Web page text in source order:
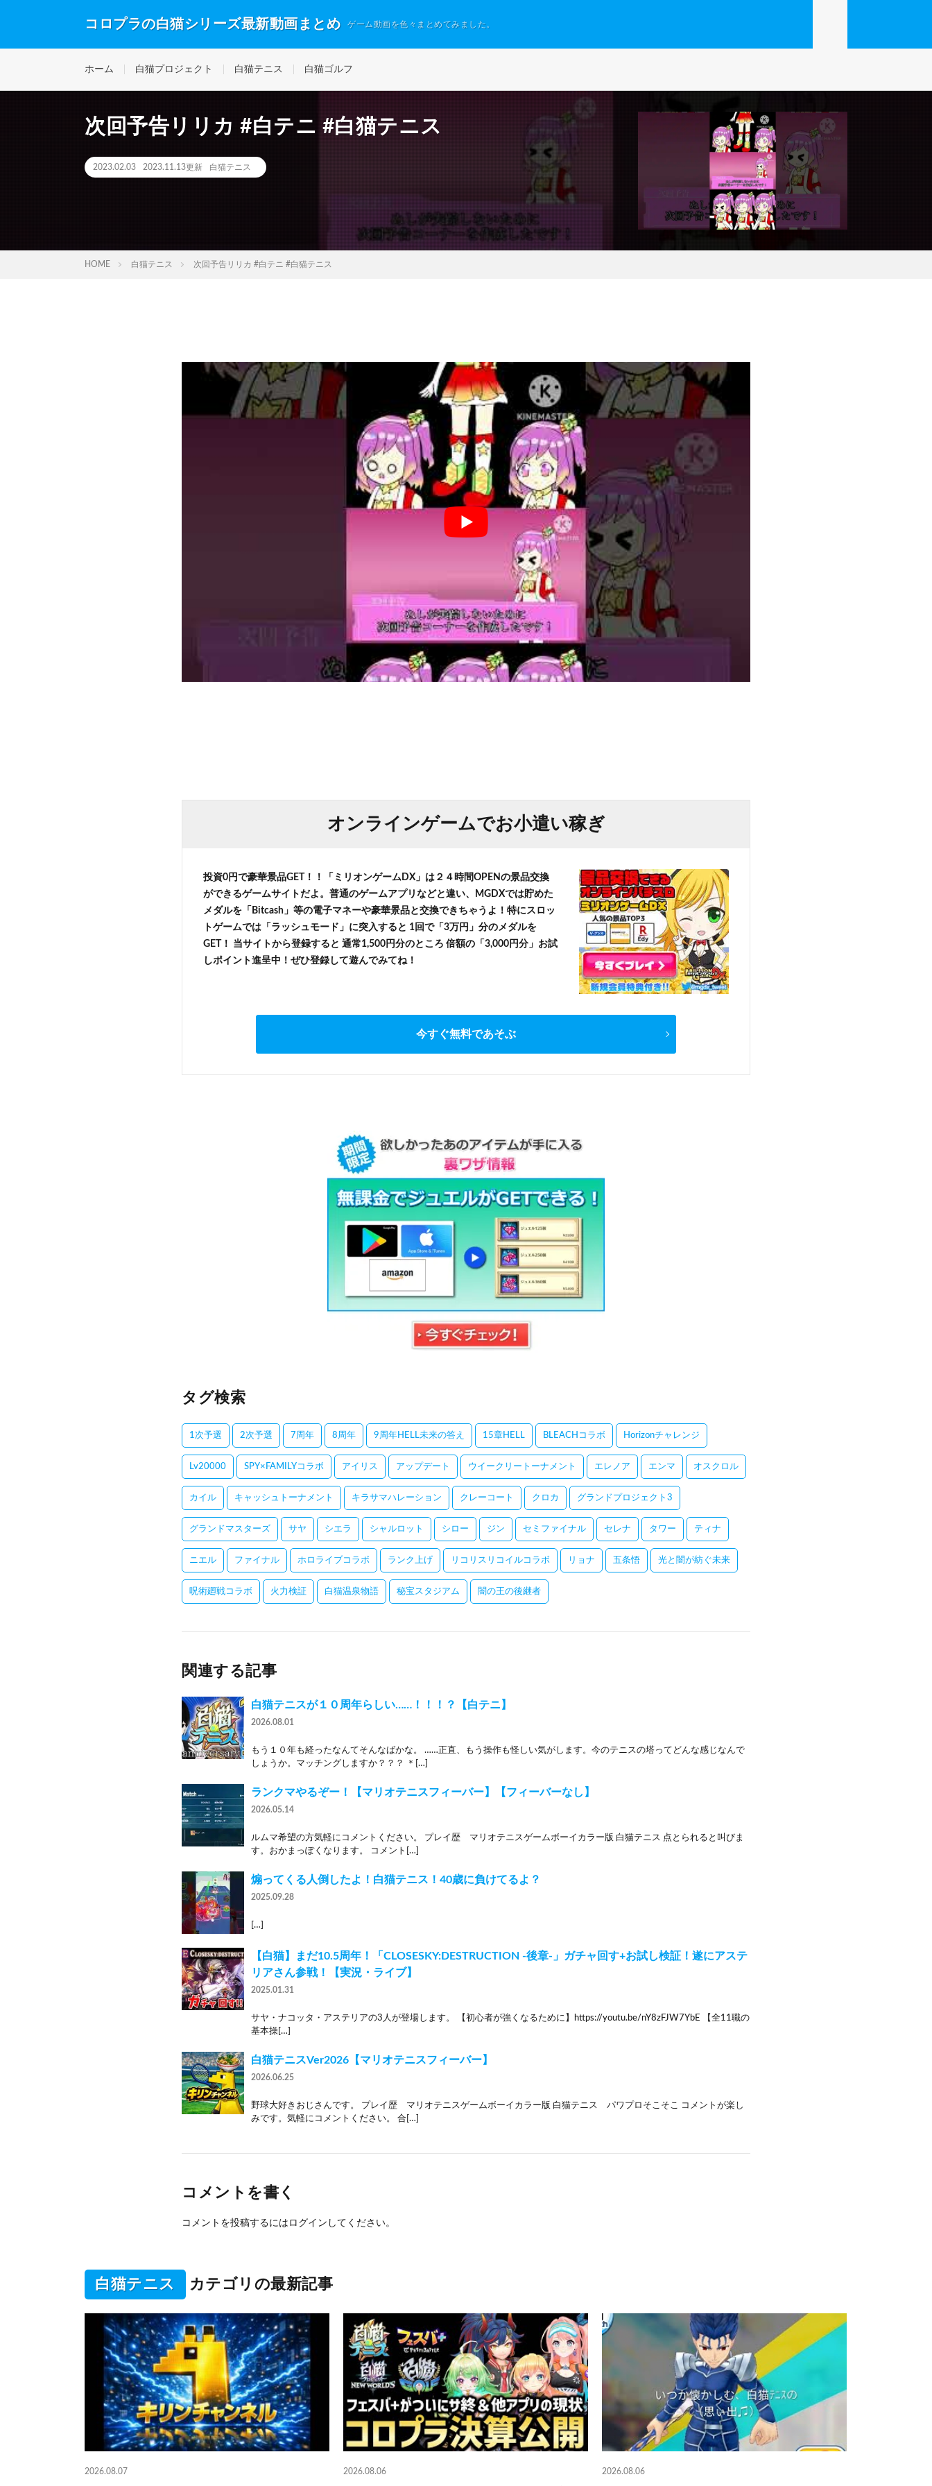
コロプラの白猫シリーズ最新動画まとめ ゲーム動画を色々まとめてみました。
ホーム 白猫プロジェクト 白猫テニス 白猫ゴルフ
次回予告リリカ #白テニ #白猫テニス
2023.02.03 2023.11.13更新 白猫テニス
HOME 白猫テニス 次回予告リリカ #白テニ #白猫テニス
オンラインゲームでお小遣い稼ぎ
投資0円で豪華景品GET！！「ミリオンゲームDX」は２４時間OPENの景品交換
ができるゲームサイトだよ。普通のゲームアプリなどと違い、MGDXでは貯めた
メダルを「Bitcash」等の電子マネーや豪華景品と交換できちゃうよ！特にスロッ
トゲームでは「ラッシュモード」に突入すると 1回で「3万円」分のメダルを
GET！ 当サイトから登録すると 通常1,500円分のところ 倍額の「3,000円分」お試
しポイント進呈中！ぜひ登録して遊んでみてね！
今すぐ無料であそぶ
タグ検索
1次予選 2次予選 7周年 8周年 9周年HELL未来の答え 15章HELL BLEACHコラボ Horizonチャレンジ
Lv20000 SPY×FAMILYコラボ アイリス アップデート ウイークリートーナメント エレノア エンマ オスクロル
カイル キャッシュトーナメント キラサマハレーション クレーコート クロカ グランドプロジェクト3
グランドマスターズ サヤ シエラ シャルロット シロー ジン セミファイナル セレナ タワー ティナ
ニエル ファイナル ホロライブコラボ ランク上げ リコリスリコイルコラボ リョナ 五条悟 光と闇が紡ぐ未来
呪術廻戦コラボ 火力検証 白猫温泉物語 秘宝スタジアム 闇の王の後継者
関連する記事
白猫テニスが１０周年らしい……！！！？【白テニ】
2026.08.01
もう１０年も経ったなんてそんなばかな。 ……正直、もう操作も怪しい気がします。今のテニスの塔ってどんな感じなんで
しょうか。マッチングしますか？？？ ＊[…]
ランクマやるぞー！【マリオテニスフィーバー】【フィーバーなし】
2026.05.14
ルムマ希望の方気軽にコメントください。 プレイ歴 マリオテニスゲームボーイカラー版 白猫テニス 点とられると叫びま
す。おかまっぽくなります。 コメント[…]
煽ってくる人倒したよ！白猫テニス！40歳に負けてるよ？
2025.09.28
[…]
【白猫】まだ10.5周年！「CLOSESKY:DESTRUCTION -後章-」ガチャ回す+お試し検証！遂にアステ
リアさん参戦！【実況・ライブ】
2025.01.31
サヤ・ナコッタ・アステリアの3人が登場します。 【初心者が強くなるために】https://youtu.be/nY8zFJW7YbE 【全11職の
基本操[…]
白猫テニスVer2026【マリオテニスフィーバー】
2026.06.25
野球大好きおじさんです。 プレイ歴 マリオテニスゲームボーイカラー版 白猫テニス パワプロそこそこ コメントが楽し
みです。気軽にコメントください。 合[…]
コメントを書く
コメントを投稿するには ログイン してください。
白猫テニス カテゴリの最新記事
2026.08.07 2026.08.06 2026.08.06